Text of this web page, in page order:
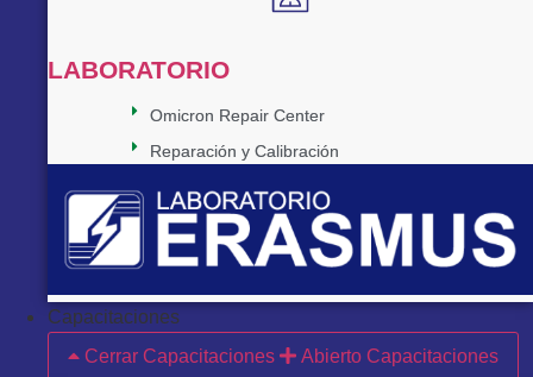
LABORATORIO
Omicron Repair Center
Reparación y Calibración
Capacitaciones
Cerrar Capacitaciones
Abierto Capacitaciones